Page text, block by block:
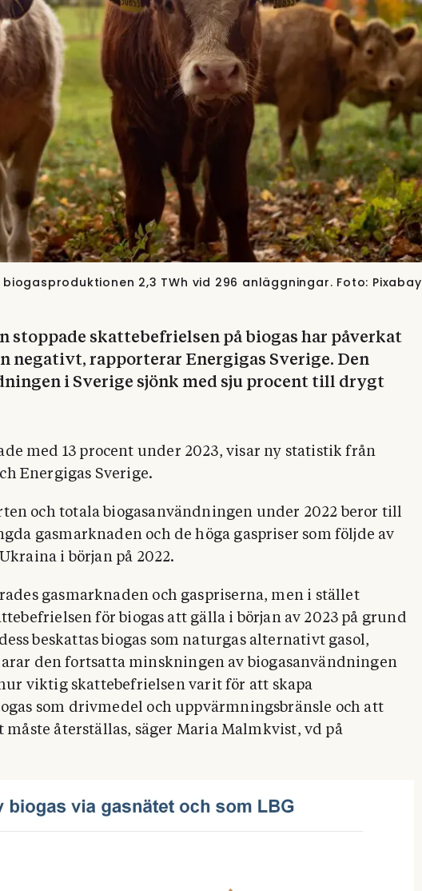
2,3 TWh vid 296 anläggningar. Foto: Pixabay
stoppade skattebefrielsen på biogas har påverkat
negativt, rapporterar Energigas Sverige. Den
i Sverige sjönk med sju procent till drygt
med 13 procent under 2023, visar ny statistik från
Energigas Sverige.
och totala biogasanvändningen under 2022 beror till
gasmarknaden och de höga gaspriser som följde av
i början på 2022.
gasmarknaden och gaspriserna, men i stället
för biogas att gälla i början av 2023 på grund
beskattas biogas som naturgas alternativt gasol,
den fortsatta minskningen av biogasanvändningen
viktig skattebefrielsen varit för att skapa
som drivmedel och uppvärmningsbränsle och att
måste återställas, säger Maria Malmkvist, vd på